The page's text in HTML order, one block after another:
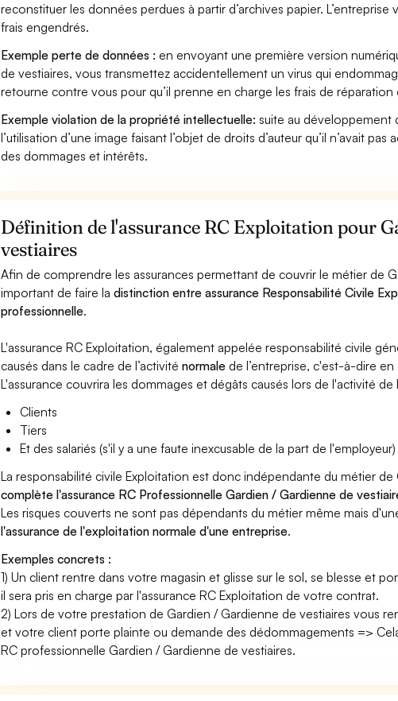
reconstituer les données perdues à partir d’archives papier.
frais engendrés.
Exemple perte de données : en envoyant une première version
de vestiaires, vous transmettez accidentellement un virus qui
retourne contre vous pour qu’il prenne en charge les frais de réparation
Exemple violation de la propriété intellectuelle: suite au développement
l’utilisation d’une image faisant l’objet de droits d’auteur qu’il n’avait
des dommages et intérêts.
Définition de l'assurance RC Exploitation pour
vestiaires
Afin de comprendre les assurances permettant de couvrir le métier de
important de faire ladistinction entre assurance Responsabilité Civile
professionnelle.
L'assurance RC Exploitation, également appelée responsabilité civile
causés dans le cadre de l’activiténormale de l’entreprise, c'est-à-dire
L'assurance couvrira les dommages et dégâts causés lors de l'activité de
Clients
Tiers
Et des salariés (s'il y a une faute inexcusable de la part de l'employeur)
La responsabilité civile Exploitation est donc indépendante du métier
complète l'assurance RC Professionnelle Gardien / Gardienne de
Les risques couverts ne sont pas dépendants du métier même mais
l'assurance de l'exploitation normale d'une entreprise.
Exemples concrets :
1) Un client rentre dans votre magasin et glisse sur le sol, se blesse et
il sera pris en charge par l'assurance RC Exploitation de votre contrat.
2) Lors de votre prestation de Gardien / Gardienne de vestiaires vous
et votre client porte plainte ou demande des dédommagements =>
RC professionnelle Gardien / Gardienne de vestiaires.